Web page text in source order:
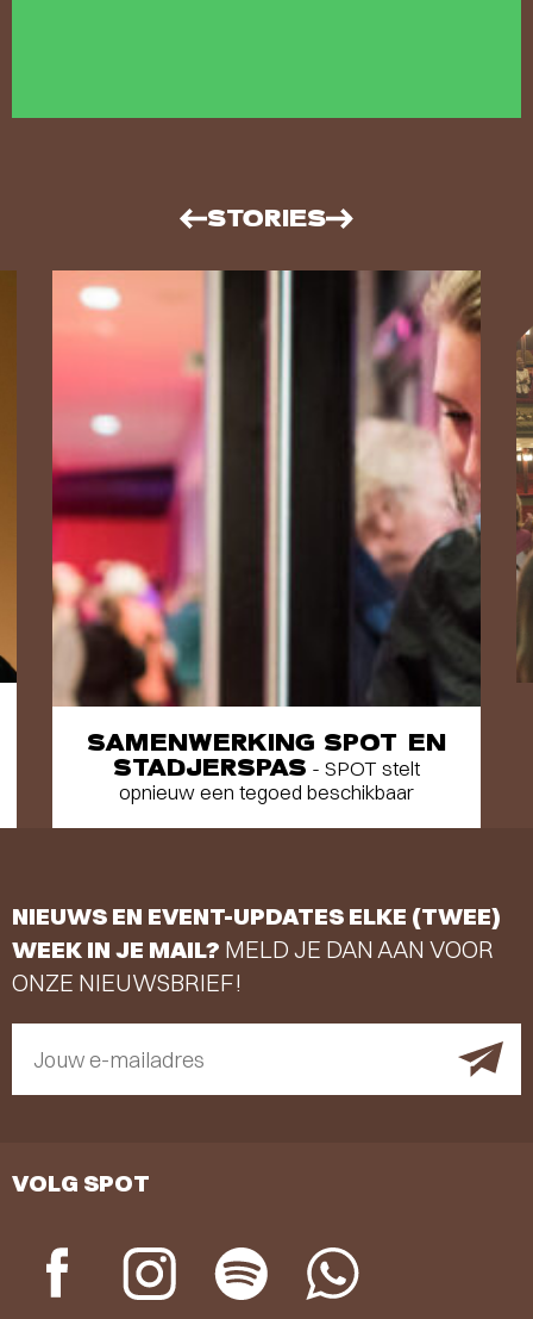
STORIES
SAMENWERKING SPOT EN
STADJERSPAS - SPOT stelt
opnieuw een tegoed beschikbaar
NIEUWS EN EVENT-UPDATES ELKE (TWEE)
WEEK IN JE MAIL? MELD JE DAN AAN VOOR
ONZE NIEUWSBRIEF!
Jouw e-mailadres
VOLG SPOT